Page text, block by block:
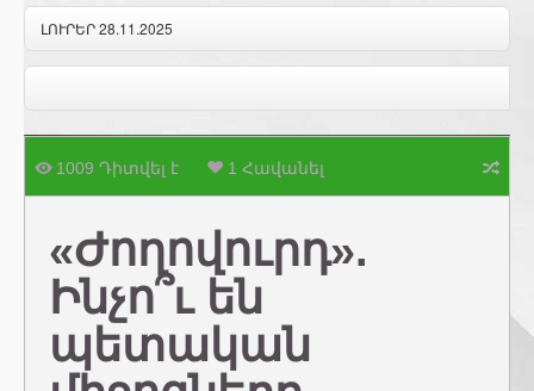
ԼՈՒՐԵՐ 28.11.2025
1009 Դիտվել է 1 Հավանել
«Ժողովուրդ».
Ինչո՞ւ են
պետական